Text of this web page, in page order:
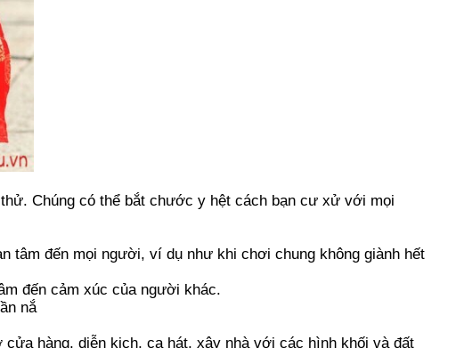
Chúng có thể bắt chước y hệt cách bạn cư xử với mọi
tâm đến mọi người, ví dụ như khi chơi chung không giành hết
đến cảm xúc của người khác.
nắ
hàng, diễn kịch, ca hát, xây nhà với các hình khối và đất